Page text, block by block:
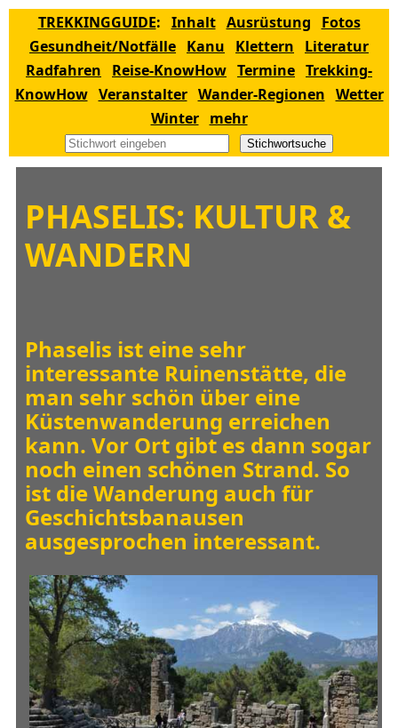
TREKKINGGUIDE: Inhalt Ausrüstung
Fotos
Gesundheit/Notfälle Kanu Klettern
Literatur
Radfahren
Reise-KnowHow Termine Trekking-
KnowHow Veranstalter Wander-Regionen Wetter
Winter
mehr
Stichwortsuche
PHASELIS: KULTUR &
WANDERN
Phaselis ist eine sehr
interessante Ruinenstätte, die
man sehr schön über eine
Küstenwanderung erreichen
kann. Vor Ort gibt es dann sogar
noch einen schönen Strand. So
ist die Wanderung auch für
Geschichtsbanausen
ausgesprochen interessant.